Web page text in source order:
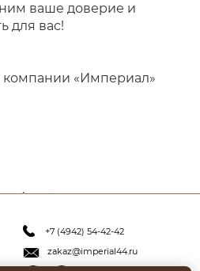
ваше доверие и
для вас!
«Империал»
+7 (4942) 54-42-42
zakaz@imperial44.ru